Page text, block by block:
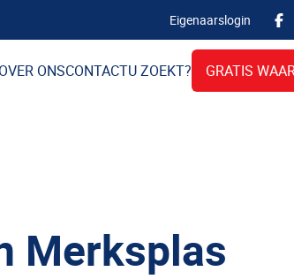
Eigenaarslogin
ONSCONTACTU ZOEKT? GRATIS
Merksplas